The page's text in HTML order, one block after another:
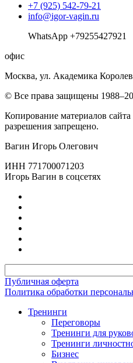
+7 (925) 542-79-21
info@igor-vagin.ru
WhatsApp +79255427921
офис
Москва, ул. Академика
© Все права защищены
Копирование материалов
разрешения запрещено.
Вагин Игорь Олегович
ИНН 771700071203
Игорь Вагин в соцсетях
Публичная оферта
Политика обработки
Тренинги
Переговоры
Тренинги для
Тренинги
Бизнес